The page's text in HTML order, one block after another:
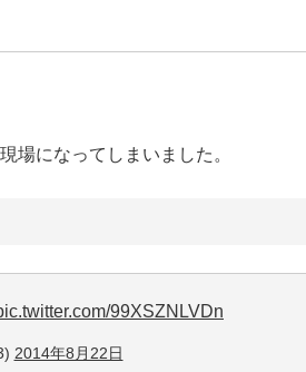
場になってしまいました。
99XSZNLVDn
2014年8月22日